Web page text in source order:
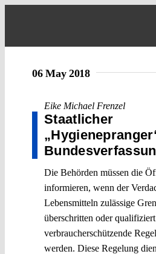
06 May 2018
Eike Michael Frenzel
Staatlicher
Die Behörden müssen die
informieren, wenn der
Lebensmitteln zulässige
überschritten oder qualifiziert
verbraucherschützende
werden. Diese Regelung